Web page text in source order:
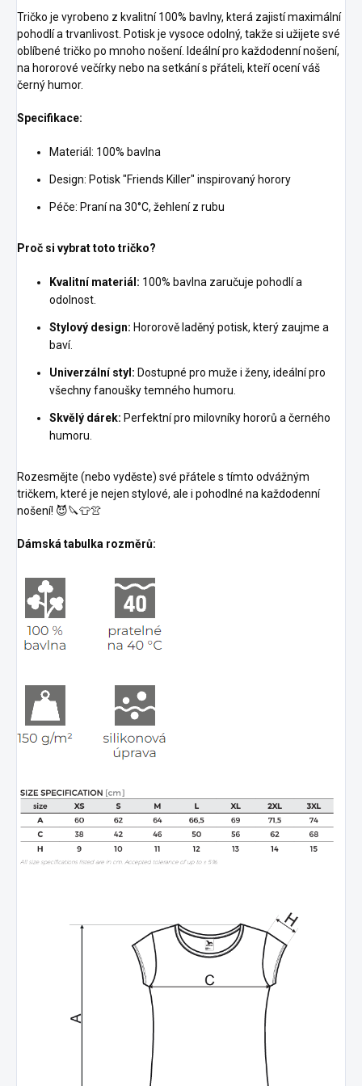
Tričko je vyrobeno z kvalitní 100% bavlny, která zajistí maximální
pohodlí a trvanlivost. Potisk je vysoce odolný, takže si užijete své
oblíbené tričko po mnoho nošení. Ideální pro každodenní nošení,
na hororové večírky nebo na setkání s přáteli, kteří ocení váš
černý humor.
Specifikace:
Materiál: 100% bavlna
Design: Potisk "Friends Killer" inspirovaný horory
Péče: Praní na 30°C, žehlení z rubu
Proč si vybrat toto tričko?
Kvalitní materiál: 100% bavlna zaručuje pohodlí a
odolnost.
Stylový design: Hororově laděný potisk, který zaujme a
baví.
Univerzální styl: Dostupné pro muže i ženy, ideální pro
všechny fanoušky temného humoru.
Skvělý dárek: Perfektní pro milovníky hororů a černého
humoru.
Rozesmějte (nebo vyděste) své přátele s tímto odvážným
tričkem, které je nejen stylové, ale i pohodlné na každodenní
nošení! 😈🔪👕👚
Dámská tabulka rozměrů: